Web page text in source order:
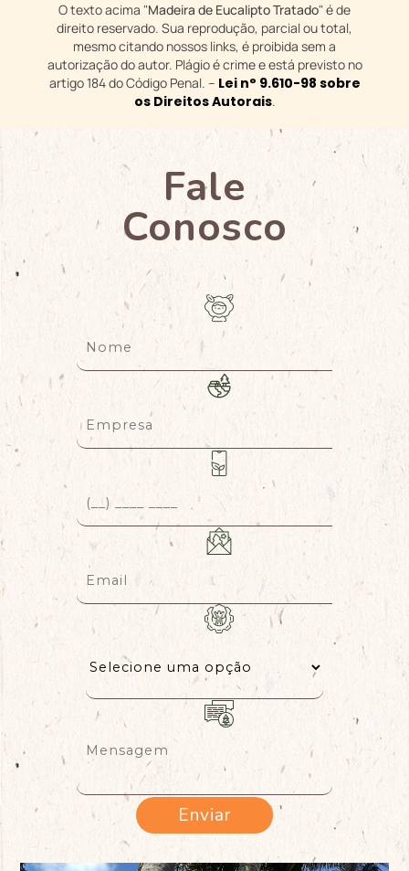
O texto acima "Madeira de Eucalipto Tratado" é de
direito reservado. Sua reprodução, parcial ou total,
mesmo citando nossos links, é proibida sem a
autorização do autor. Plágio é crime e está previsto no
artigo 184 do Código Penal. – Lei n° 9.610-98 sobre
os Direitos Autorais.
Fale
Conosco